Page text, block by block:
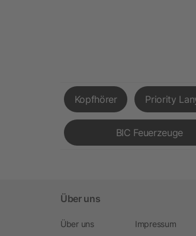
Kopfhörer Priority
BIC Feuerzeuge
Über uns
Über uns Impressum